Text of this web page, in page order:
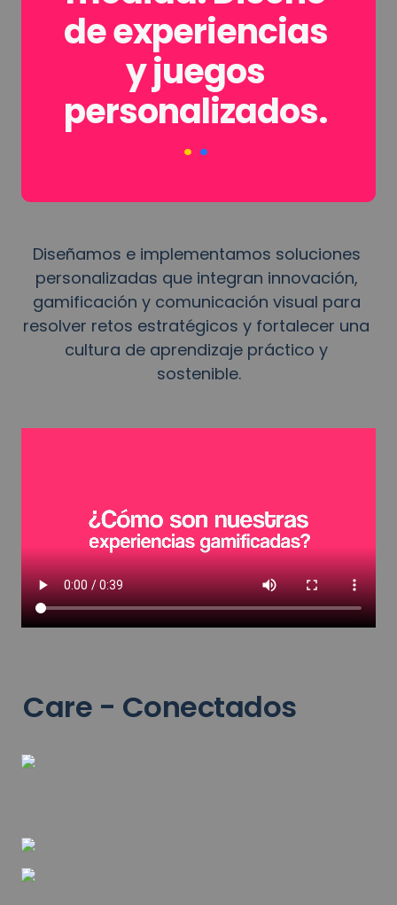
de experiencias
y juegos
personalizados.
··
Diseñamos e implementamos soluciones
personalizadas que integran innovación,
gamificación y comunicación visual para
resolver retos estratégicos y fortalecer una
cultura de aprendizaje práctico y
sostenible.
Care - Conectados